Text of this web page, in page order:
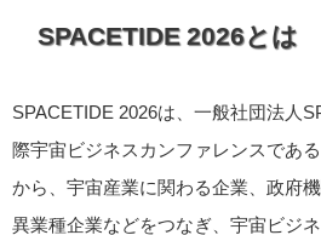
SPACETIDE 2026とは
SPACETIDE 2026は、一般社団法人
際宇宙ビジネスカンファレンスであ
から、宇宙産業に関わる企業、政府
異業種企業などをつなぎ、宇宙ビジ